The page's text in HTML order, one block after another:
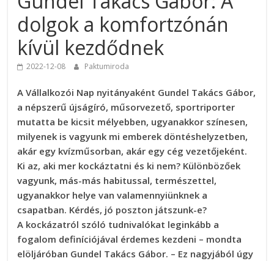
dolgok a komfortzónán
kívül kezdődnek
2022-12-08 Paktumiroda
A Vállalkozói Nap nyitányaként Gundel Takács Gábor,
a népszerű újságíró, műsorvezető, sportriporter
mutatta be kicsit mélyebben, ugyanakkor színesen,
milyenek is vagyunk mi emberek döntéshelyzetben,
akár egy kvízműsorban, akár egy cég vezetőjeként.
Ki az, aki mer kockáztatni és ki nem? Különbözőek
vagyunk, más-más habitussal, természettel,
ugyanakkor helye van valamennyiünknek a
csapatban. Kérdés, jó poszton játszunk-e?
A kockázatról szóló tudnivalókat leginkább a
fogalom definíciójával érdemes kezdeni – mondta
elöljáróban Gundel Takács Gábor. – Ez nagyjából úgy